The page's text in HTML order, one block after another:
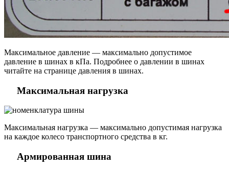
Максимальное давление — максимально допустимое
давление в шинах в кПа. Подробнее о давлении в шинах
читайте на странице давления в шинах.
Максимальная нагрузка
Максимальная нагрузка — максимально допустимая нагрузка
на каждое колесо транспортного средства в кг.
Армированная шина